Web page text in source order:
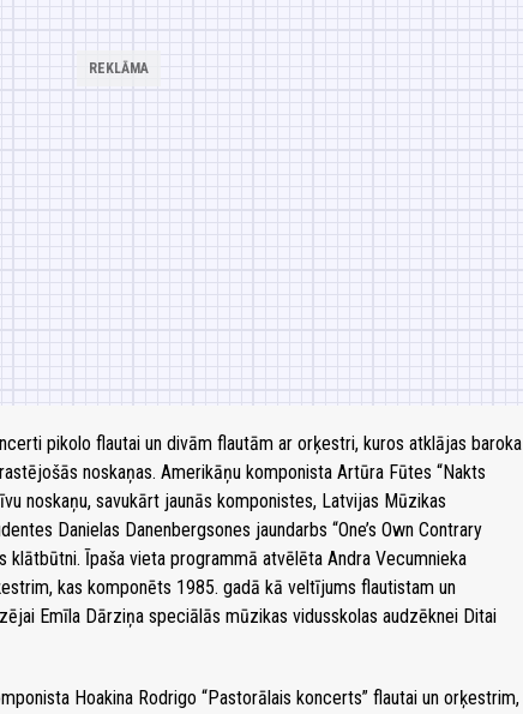
pikolo flautai un divām flautām ar orķestri, kuros atklājas baroka
noskaņas. Amerikāņu komponista Artūra Fūtes “Nakts
noskaņu, savukārt jaunās komponistes, Latvijas Mūzikas
Danielas Danenbergsones jaundarbs “One’s Own Contrary
Īpaša vieta programmā atvēlēta Andra Vecumnieka
kas komponēts 1985. gadā kā veltījums flautistam un
Emīla Dārziņa speciālās mūzikas vidusskolas audzēknei Ditai
Hoakina Rodrigo “Pastorālais koncerts” flautai un orķestrim,